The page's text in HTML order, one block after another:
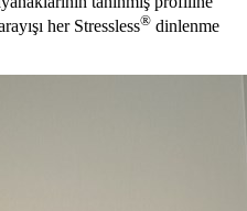
her Stressless® dinlenme